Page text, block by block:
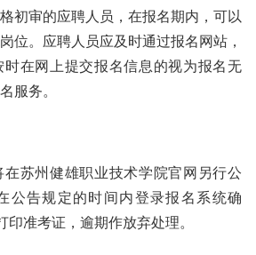
初审的应聘人员，在报名期内，可以
位。应聘人员应及时通过报名网站，
在网上提交报名信息的视为报名无
服务。
苏州健雄职业技术学院官网另行公
公告规定的时间内登录报名系统确
印准考证，逾期作放弃处理。